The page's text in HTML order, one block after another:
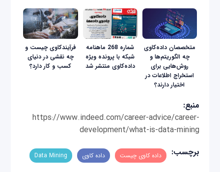
متخصصان داده‌کاوی
چه الگوریتم‌ها و
روش‌هایی برای
استخراج اطلاعات در
اختیار دارند؟
شماره 268 ماهنامه
شبکه با پرونده ویژه
داده‌کاوی منتشر شد
فرآیندکاوی چیست و
چه نقشی در دنیای
کسب و کار دارد؟
منبع:
https://www.indeed.com/career-advice/career-
development/what-is-data-mining
برچسب:
داده‌ کاوی چیست داده‌ کاوی Data Mining